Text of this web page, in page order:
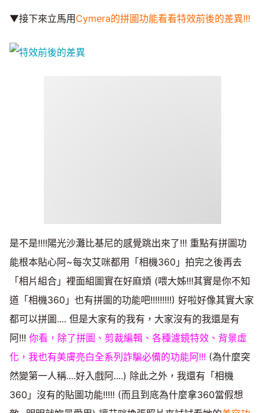
▼接下來立馬用Cymera的拼圖功能看看特效前後的差異!!!
是不是!!!!陽光沙灘比基尼的感覺跳出來了!!! 重點有拼圖功
能根本貼心阿~每次艾咪都用「相機360」拍完之後再去
「相片組合」裡面組圖實在好麻煩 (喂大姊!!!其實是你不知
道「相機360」也有拼圖的功能吧!!!!!!!!!) 好啦好像其實大家
都可以拼圖.... 但是大家有的我有，大家沒有的我還是有
阿!!! 你看，除了拼圖、剪裁編輯、各種濾鏡特效、背景虛
化，我也有美膚亮白全系列詐騙必備的功能阿!!! (為什麼突
然變第一人稱....好入戲阿....) 除此之外，我還有「相機
360」沒有的貼圖功能!!!!! (而且到底為什麼拿360當假想